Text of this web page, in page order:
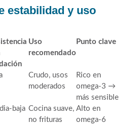
estabilidad y uso
Uso
recomendado
Punto clave
Crudo, usos
moderados
Rico en
omega-3 →
más sensible
baja Cocina suave,
no frituras
Alto en
omega-6